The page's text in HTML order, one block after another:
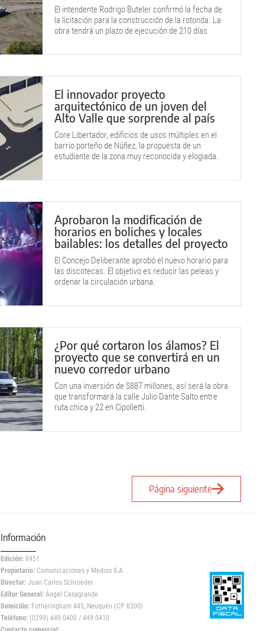
El intendente Rodrigo Buteler confirmó la fecha de
la licitación para la construcción de la rotonda. La
obra tendrá un plazo de ejecución de 210 días
El innovador proyecto
arquitectónico de un joven del
Alto Valle que sorprende al país
Core Libertador, edificios de usos múltiples en el
barrio porteño de Núñez, la propuesta de un
estudiante de la zona muy reconocida y elogiada.
Aprobaron la modificación de
horarios en boliches y locales
bailables: los detalles del proyecto
El Concejo Deliberante aprobó el nuevo horario para
las discotecas. El objetivo es reducir las peleas y
ordenar la circulación urbana.
¿Por qué cortaron los álamos? El
proyecto que se convertirá en un
nuevo corredor urbano
Con una inversión de $887 millones, así será la obra
que transformará la calle Julio Dante Salto entre
ruta chica y 22 en Cipolletti.
Página siguiente
Información
Edición: 6951
Propietario: Comunicaciones y Medios S.A
Director: Juan Carlos Schroeder
Editor General: Ángel Casagrande
Domicilio: Fotheringham 445, Neuquén (CP 8300)
Teléfono: (0299) 449 0400 / 449 0410